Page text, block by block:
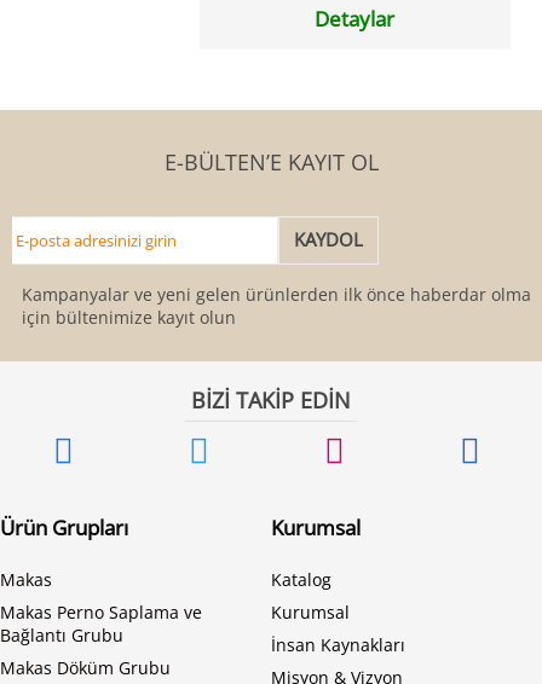
Detaylar
E-BÜLTEN’E KAYIT OL
Kampanyalar ve yeni gelen ürünlerden ilk önce haberdar olmak
için bültenimize kayıt olun
BİZİ TAKİP EDİN
Ürün Grupları
Makas
Makas Perno Saplama ve
Bağlantı Grubu
Makas Döküm Grubu
Kurumsal
Katalog
Kurumsal
İnsan Kaynakları
Misyon & Vizyon